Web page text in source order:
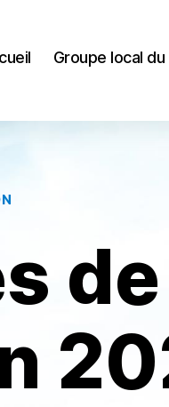
Groupe local du